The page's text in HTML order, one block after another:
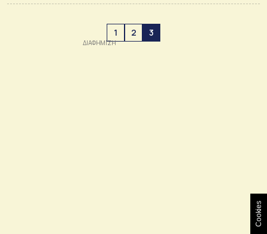
1 2 3
Cookies